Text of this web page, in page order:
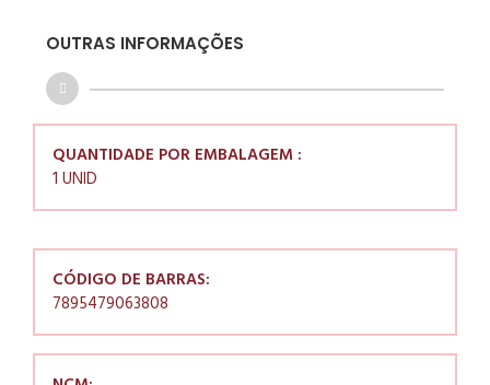
OUTRAS INFORMAÇÕES
QUANTIDADE POR EMBALAGEM :
1 UNID
CÓDIGO DE BARRAS:
7895479063808